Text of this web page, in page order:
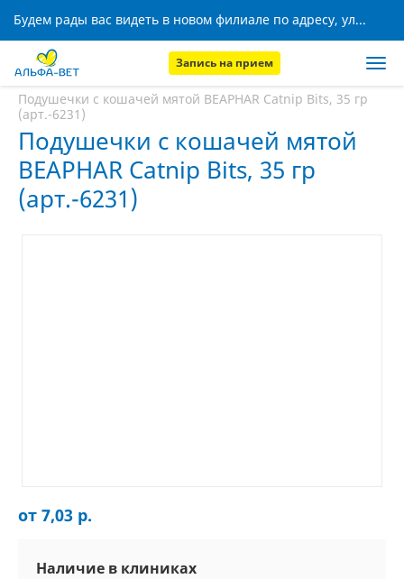
Будем рады вас видеть в новом филиале по адресу, ул. Кижеватова, 8!
Запись на прием
Главная
Подушечки с кошачей мятой BEAPHAR Catnip Bits, 35 гр
(арт.-6231)
Подушечки с кошачей мятой
BEAPHAR Catnip Bits, 35 гр
(арт.-6231)
от 7,03 р.
Наличие в клиниках